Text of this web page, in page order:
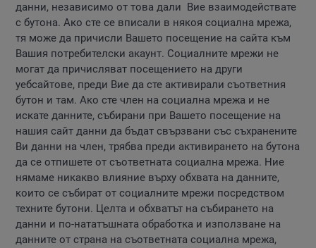
данни, независимо от това дали Вие взаимодействате
с бутона. Ако сте се вписали в някоя социална мрежа,
тя може да причисли Вашето посещение на сайта към
Вашия потребителски акаунт. Социалните мрежи не
могат да причисляват посещението на други
уебсайтове, преди Вие да сте активирали съответния
бутон и там. Ако сте член на социална мрежа и не
искате данните, събирани при Вашето посещение на
нашия сайт данни да бъдат свързвани със съхранените
Ви данни на член, трябва преди активирането на бутона
да се отпишете от съответната социална мрежа. Ние
нямаме никакво влияние върху обхвата на данните,
които се събират от социалните мрежи посредством
техните бутони. Целта и обхватът на събирането на
данни и по-нататъшната обработка и използване на
данните от страна на съответната социална мрежа,